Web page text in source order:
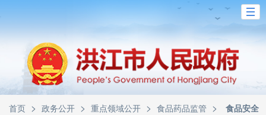
首页 > 政务公开 > 重点领域公开 > 食品药品监管 >
食品安全